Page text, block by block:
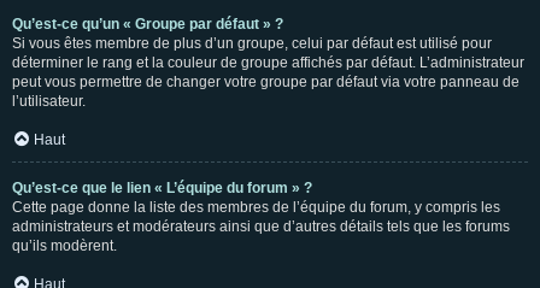
Qu’est-ce qu’un « Groupe par défaut » ?
Si vous êtes membre de plus d’un groupe, celui par défaut est utilisé pour
déterminer le rang et la couleur de groupe affichés par défaut. L’administrateur
peut vous permettre de changer votre groupe par défaut via votre panneau de
l’utilisateur.
Haut
Qu’est-ce que le lien « L’équipe du forum » ?
Cette page donne la liste des membres de l’équipe du forum, y compris les
administrateurs et modérateurs ainsi que d’autres détails tels que les forums
qu’ils modèrent.
Haut